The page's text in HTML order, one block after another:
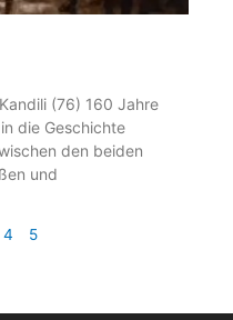
(76) 160 Jahre
die Geschichte
den beiden
und
4 5